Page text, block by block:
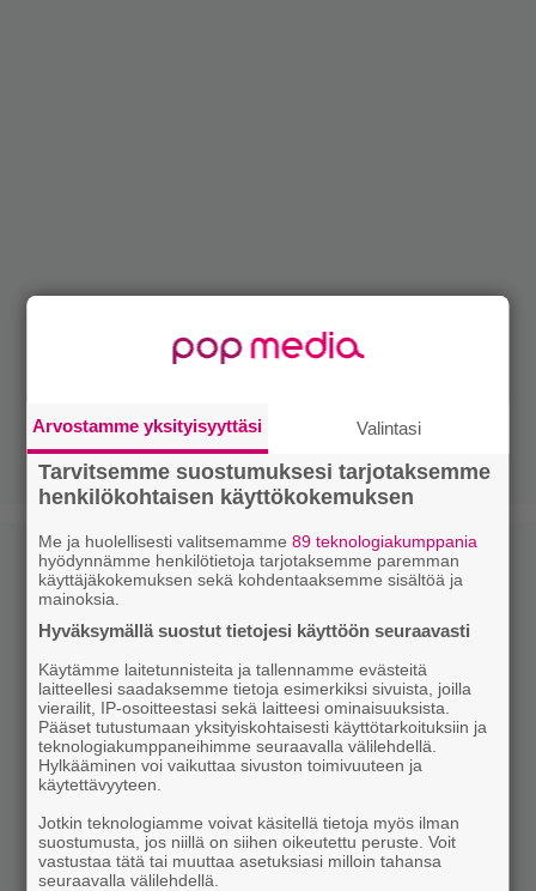
Arvostamme yksityisyyttäsi Valintasi
Tarvitsemme suostumuksesi tarjotaksemme
henkilökohtaisen käyttökokemuksen
Me ja huolellisesti valitsemamme89 teknologiakumppania
hyödynnämme henkilötietoja tarjotaksemme paremman
käyttäjäkokemuksen sekä kohdentaaksemme sisältöä ja
mainoksia.
Hyväksymällä suostut tietojesi käyttöön seuraavasti
Käytämme laitetunnisteita ja tallennamme evästeitä
laitteellesi saadaksemme tietoja esimerkiksi sivuista, joilla
vierailit, IP-osoitteestasi sekä laitteesi ominaisuuksista.
Pääset tutustumaan yksityiskohtaisesti käyttötarkoituksiin ja
teknologiakumppaneihimme seuraavalla välilehdellä.
Hylkääminen voi vaikuttaa sivuston toimivuuteen ja
käytettävyyteen.
Jotkin teknologiamme voivat käsitellä tietoja myös ilman
suostumusta, jos niillä on siihen oikeutettu peruste. Voit
vastustaa tätä tai muuttaa asetuksiasi milloin tahansa
seuraavalla välilehdellä.